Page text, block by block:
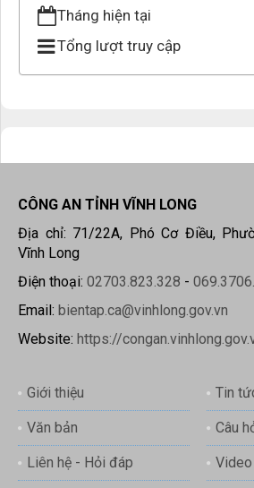
Tháng hiện tại
Tổng lượt truy cập
CÔNG AN TỈNH VĨNH LONG
Địa chỉ: 71/22A, Phó Cơ Điều,
Vĩnh Long
Điện thoại: 02703.823.328 -
Email: bientap.ca@vinhlong.gov.vn
Website: https://
Giới thiệu Tin
Văn bản Câu
Liên hệ - Hỏi đáp Video